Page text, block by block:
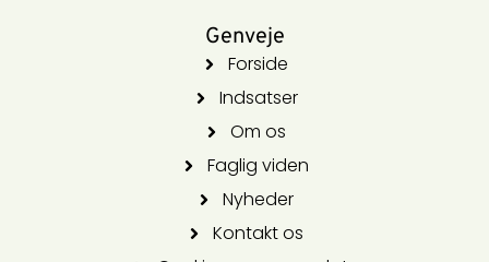
Genveje
Forside
Indsatser
Om os
Faglig viden
Nyheder
Kontakt os